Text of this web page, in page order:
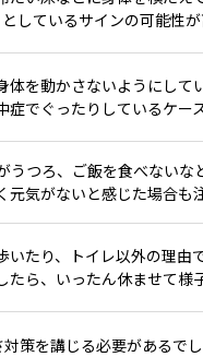
しているサインの可能性
体を動かさないようにして
症でぐったりしているケー
うつろ、ご飯を食べないな
元気がないと感じた場合も
いたり、トイレ以外の理由
たら、いったん休ませて様
策を講じる必要があるでし